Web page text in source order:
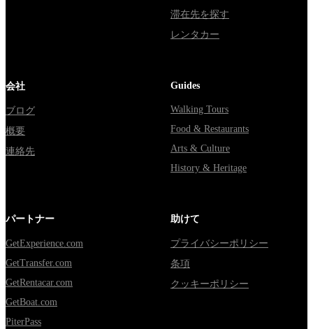
滞在先を探す
レンタカー
会社
ブログ
概要
連絡先
Guides
Walking Tours
Food & Restaurants
Arts & Culture
History & Heritage
パートナー
GetExperience.com
GetTransfer.com
GetRentacar.com
GetBoat.com
PiterPass
助けて
プライバシーポリシー
条項
クッキーポリシー